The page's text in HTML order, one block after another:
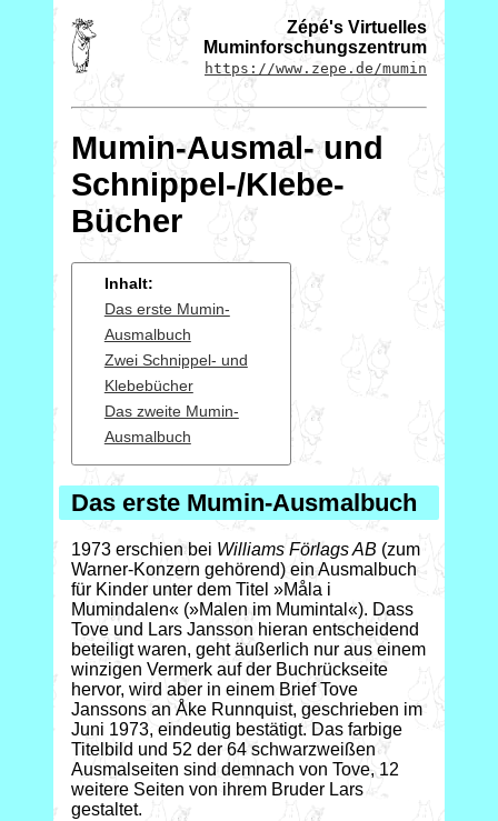
Zépé's Virtuelles
Muminforschungszentrum
https://www.zepe.de/mumin
Mumin-Ausmal- und
Schnippel-/Klebe-
Bücher
Inhalt:
Das erste Mumin-
Ausmalbuch
Zwei Schnippel- und
Klebebücher
Das zweite Mumin-
Ausmalbuch
Das erste Mumin-Ausmalbuch
1973 erschien bei Williams Förlags AB (zum
Warner-Konzern gehörend) ein Ausmalbuch
für Kinder unter dem Titel »Måla i
Mumindalen« (»Malen im Mumintal«). Dass
Tove und Lars Jansson hieran entscheidend
beteiligt waren, geht äußerlich nur aus einem
winzigen Vermerk auf der Buchrückseite
hervor, wird aber in einem Brief Tove
Janssons an Åke Runnquist, geschrieben im
Juni 1973, eindeutig bestätigt. Das farbige
Titelbild und 52 der 64 schwarzweißen
Ausmalseiten sind demnach von Tove, 12
weitere Seiten von ihrem Bruder Lars
gestaltet.